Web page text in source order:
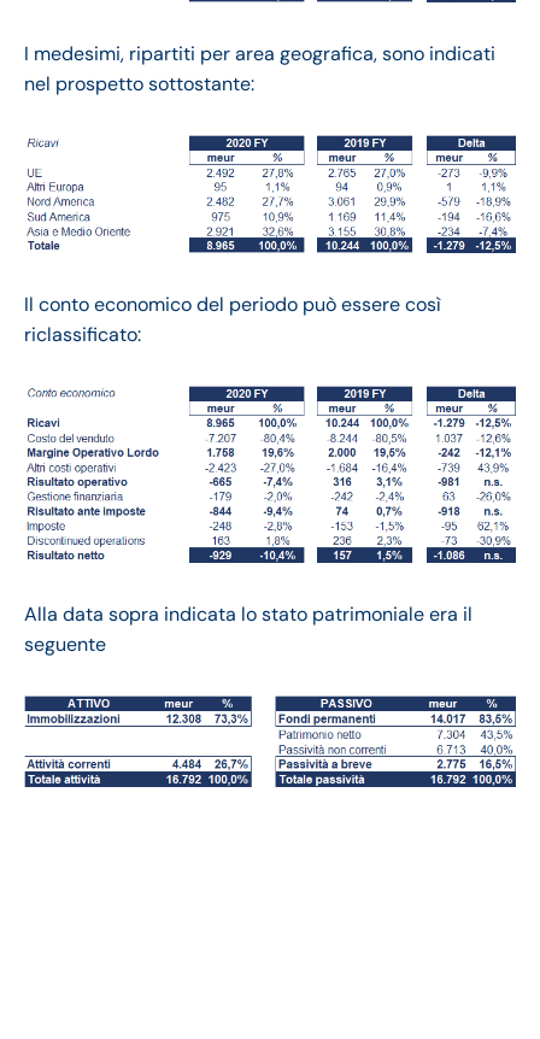
I medesimi, ripartiti per area geografica, sono indicati
nel prospetto sottostante:
Il conto economico del periodo può essere così
riclassificato:
Alla data sopra indicata lo stato patrimoniale era il
seguente